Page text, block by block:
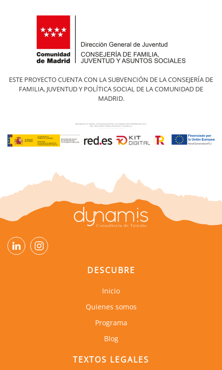
ESTE PROYECTO CUENTA CON LA SUBVENCIÓN DE LA CONSEJERÍA DE
FAMILIA, JUVENTUD Y POLÍTICA SOCIAL DE LA COMUNIDAD DE
MADRID.
DESCUBRE
Inicio
Quienes somos
Programa
Blog
TEXTOS LEGALES